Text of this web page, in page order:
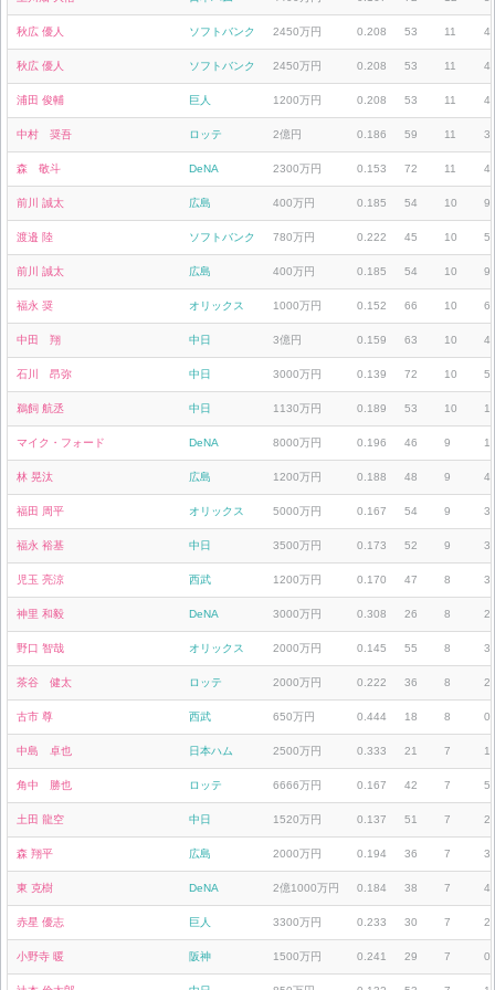
秋広 優人 ソフトバンク 2450万円 0.208 53 11 4
秋広 優人 ソフトバンク 2450万円 0.208 53 11 4
浦田 俊輔 巨人 1200万円 0.208 53 11 4
中村 奨吾 ロッテ 2億円 0.186 59 11 3
森 敬斗 DeNA 2300万円 0.153 72 11 4
前川 誠太 広島 400万円 0.185 54 10 9
渡邉 陸 ソフトバンク 780万円 0.222 45 10 5
前川 誠太 広島 400万円 0.185 54 10 9
福永 奨 オリックス 1000万円 0.152 66 10 6
中田 翔 中日 3億円 0.159 63 10 4
石川 昂弥 中日 3000万円 0.139 72 10 5
鵜飼 航丞 中日 1130万円 0.189 53 10 1
マイク・フォード DeNA 8000万円 0.196 46 9 1
林 晃汰 広島 1200万円 0.188 48 9 4
福田 周平 オリックス 5000万円 0.167 54 9 3
福永 裕基 中日 3500万円 0.173 52 9 3
児玉 亮涼 西武 1200万円 0.170 47 8 3
神里 和毅 DeNA 3000万円 0.308 26 8 2
野口 智哉 オリックス 2000万円 0.145 55 8 3
茶谷 健太 ロッテ 2000万円 0.222 36 8 2
古市 尊 西武 650万円 0.444 18 8 0
中島 卓也 日本ハム 2500万円 0.333 21 7 1
角中 勝也 ロッテ 6666万円 0.167 42 7 5
土田 龍空 中日 1520万円 0.137 51 7 2
森 翔平 広島 2000万円 0.194 36 7 3
東 克樹 DeNA 2億1000万円 0.184 38 7 4
赤星 優志 巨人 3300万円 0.233 30 7 2
小野寺 暖 阪神 1500万円 0.241 29 7 0